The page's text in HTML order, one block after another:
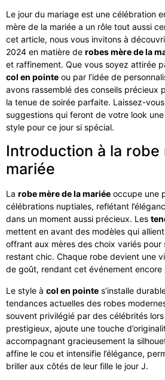
Le jour du mariage est une célébration
mère de la mariée a un rôle tout aussi
cet article, nous vous invitons à
2024 en matière de robes mère de la
et raffinement. Que vous soyez attirée
col en pointe ou par l’idée de
avons rassemblé des conseils précieux
la tenue de soirée parfaite. Laissez-
suggestions qui feront de votre look
style pour ce jour si spécial.
Introduction à la robe
mariée
La robe mère de la mariée occupe une
célébrations nuptiales, reflétant
dans un moment aussi précieux. Les
mettent en avant des modèles qui
offrant aux mères des choix variés pour
restant chic. Chaque robe devient une
de goût, rendant cet événement encore
Le style à col en pointe s’installe
tendances actuelles des robes
souvent privilégié par des célébrités lors
prestigieux, ajoute une touche
accompagnant gracieusement la
affine le cou et intensifie l’élégance,
briller aux côtés de leur fille le jour J.